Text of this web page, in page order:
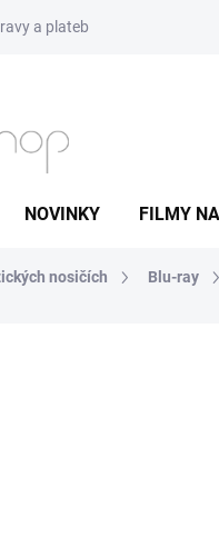
a plateb
NOVINKY FILMY
nosičích Blu-ray